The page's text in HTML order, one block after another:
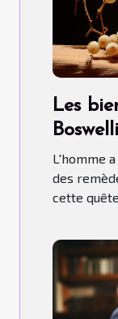
Les
L'homme
des
cette